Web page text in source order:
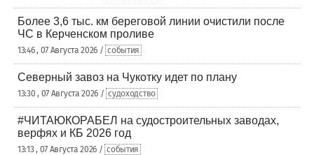
Более 3,6 тыс. км береговой линии очистили после
ЧС в Керченском проливе
13:46 , 07 Августа 2026 / события
Северный завоз на Чукотку идет по плану
13:30 , 07 Августа 2026 / судоходство
#ЧИТАЮКОРАБЕЛ на судостроительных заводах,
верфях и КБ 2026 год
13:13 , 07 Августа 2026 / события